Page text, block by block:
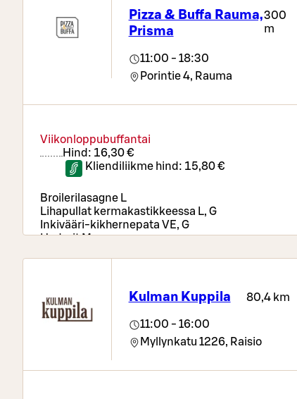
Pizza & Buffa Rauma,
Prisma
300
m
11:00 - 18:30
Porintie 4, Rauma
Viikonloppubuffantai
Hind: 16,30 €
Kliendiliikme hind: 15,80 €
Broilerilasagne L
Lihapullat kermakastikkeessa L, G
Inkivääri-kikhernepata VE, G
Hodarit M
Perunamuusi L, G | Lohkoperunat VE, G |
Paahdetut juurekset VE, G
Runsas salaattipöytä
Pizzat – kerro toiveesi
Juomat
Kulman Kuppila 80,4 km
11:00 - 16:00
Myllynkatu 1226, Raisio